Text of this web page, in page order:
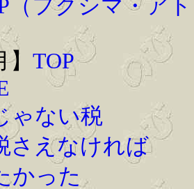
（フクシマ・ア
TOP
ゃない税
さえなければ
かった